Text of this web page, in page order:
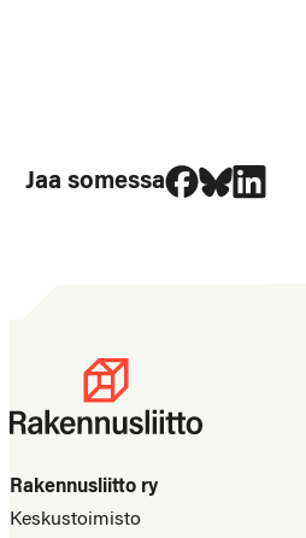
Jaa somessa
Jaa Facebookissa
Jaa Jaa
Rakennusliitto ry
Keskustoimisto